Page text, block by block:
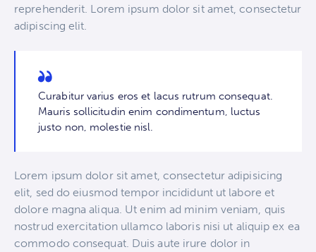
reprehenderit. Lorem ipsum dolor sit amet, consectetur
adipiscing elit.
Curabitur varius eros et lacus rutrum consequat.
Mauris sollicitudin enim condimentum, luctus
justo non, molestie nisl.
Lorem ipsum dolor sit amet, consectetur adipisicing
elit, sed do eiusmod tempor incididunt ut labore et
dolore magna aliqua. Ut enim ad minim veniam, quis
nostrud exercitation ullamco laboris nisi ut aliquip ex ea
commodo consequat. Duis aute irure dolor in